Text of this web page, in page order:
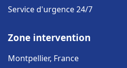
Service d'urgence 24/7
Zone intervention
Montpellier, France